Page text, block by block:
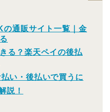
の通販サイト一覧｜金
る？楽天ペイの後払
い・後払いで買うに
説！